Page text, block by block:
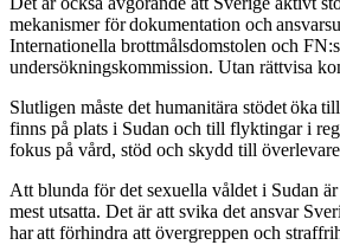
mekanismer för dokumentation och
Internationella brottmålsdomstolen och FN:s
undersökningskommission. Utan rättvisa
Slutligen måste det humanitära stödet öka
finns på plats i Sudan och till flyktingar i
fokus på vård, stöd och skydd till
Att blunda för det sexuella våldet i Sudan
mest utsatta. Det är att svika det ansvar
har att förhindra att övergreppen och